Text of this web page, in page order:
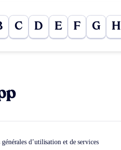
C D E F G H
d’utilisation et de services